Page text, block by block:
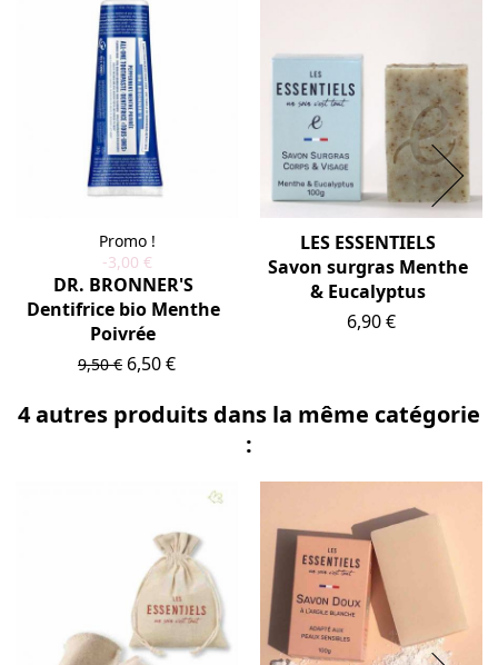
Promo !
-3,00 €
DR. BRONNER'S
Dentifrice bio Menthe
Poivrée
Prix de base
9,50 € Prix
6,50 €
LES ESSENTIELS
Savon surgras Menthe
& Eucalyptus
Prix
6,90 €
4 autres produits dans la même catégorie
: